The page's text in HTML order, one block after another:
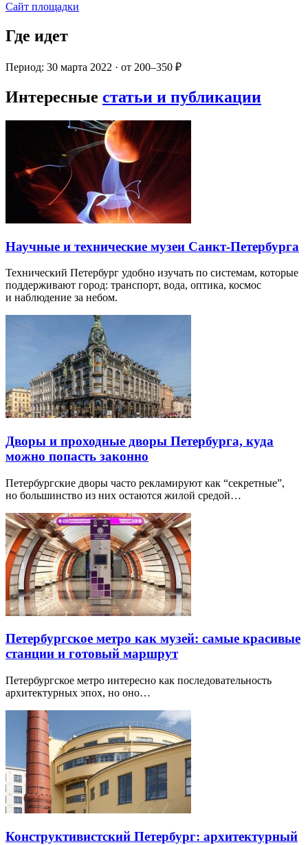
Сайт площадки
Где идет
Период: 30 марта 2022 · от 200–350 ₽
Интересные статьи и публикации
Научные и технические музеи Санкт-Петербурга
Технический Петербург удобно изучать по системам, которые
поддерживают город: транспорт, вода, оптика, космос
и наблюдение за небом.
Дворы и проходные дворы Петербурга, куда
можно попасть законно
Петербургские дворы часто рекламируют как “секретные”,
но большинство из них остаются жилой средой…
Петербургское метро как музей: самые красивые
станции и готовый маршрут
Петербургское метро интересно как последовательность
архитектурных эпох, но оно…
Конструктивистский Петербург: архитектурный